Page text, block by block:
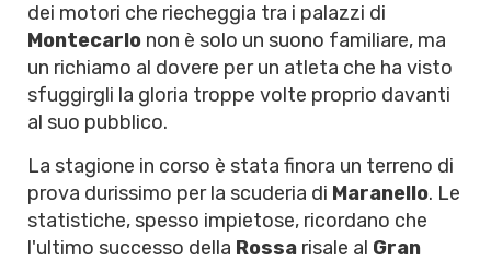
dei motori che riecheggia tra i palazzi di
Montecarlo non è solo un suono familiare, ma
un richiamo al dovere per un atleta che ha visto
sfuggirgli la gloria troppe volte proprio davanti
al suo pubblico.
La stagione in corso è stata finora un terreno di
prova durissimo per la scuderia di Maranello. Le
statistiche, spesso impietose, ricordano che
l'ultimo successo della Rossa risale al Gran